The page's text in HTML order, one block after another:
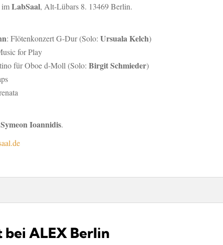
imLabSaal, Alt-Lübars 8. 13469 Berlin.
: Flötenkonzert G-Dur (Solo: Ursuala Kelch)
for Play
für Oboe d-Moll (Solo: Birgit Schmieder)
Symeon Ioannidis.
bei ALEX Berlin